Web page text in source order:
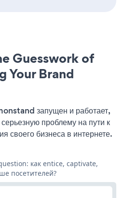
Guesswork of
Your Brand
запущен и работает,
проблему на пути к
своего бизнеса в интернете.
как entice, captivate,
посетителей?